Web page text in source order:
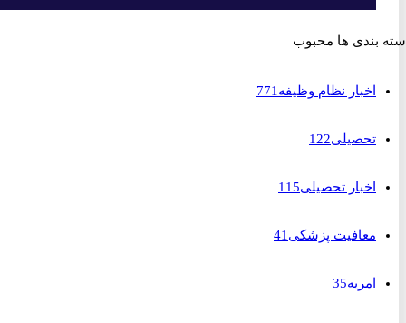
ها محبوب
اخبار نظام وظیفه771
تحصیلی122
اخبار تحصیلی115
معافیت پزشکی41
امریه 35